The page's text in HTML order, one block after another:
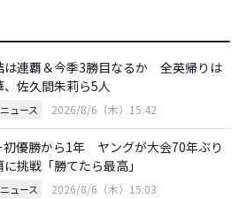
は連覇＆今季3勝目なるか 全英帰りは
、佐久間朱莉ら5人
ュース 2026/8/6（木）15:42
初優勝から1年 ヤングが大会70年ぶり
挑戦「勝てたら最高」
ュース 2026/8/6（木）15:03